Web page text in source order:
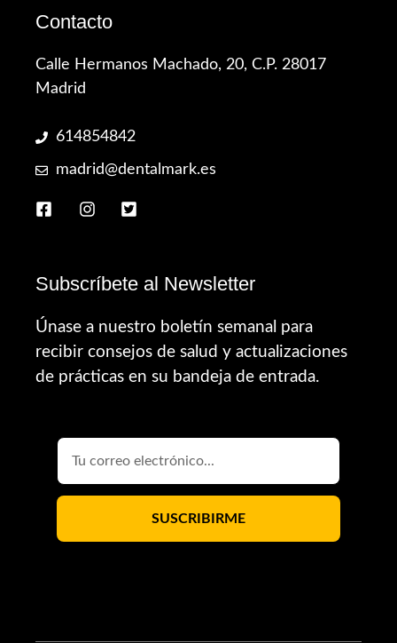
Contacto
Calle Hermanos Machado, 20, C.P. 28017
Madrid
614854842
madrid@dentalmark.es
Subscríbete al Newsletter
Únase a nuestro boletín semanal para
recibir consejos de salud y actualizaciones
de prácticas en su bandeja de entrada.